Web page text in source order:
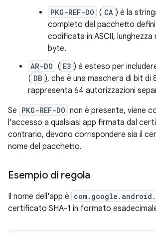
PKG-REF-DO ( CA ) è la
completo del pacchetto
codificata in ASCII, lunghezza
byte.
AR-DO ( E3 ) è esteso per
( DB ), che è una maschera di bit di
rappresenta 64 autorizzazioni
Se PKG-REF-DO non è presente, viene
l'accesso a qualsiasi app firmata dal
contrario, devono corrispondere sia il
nome del pacchetto.
Esempio di regola
Il nome dell'app è
certificato SHA-1 in formato